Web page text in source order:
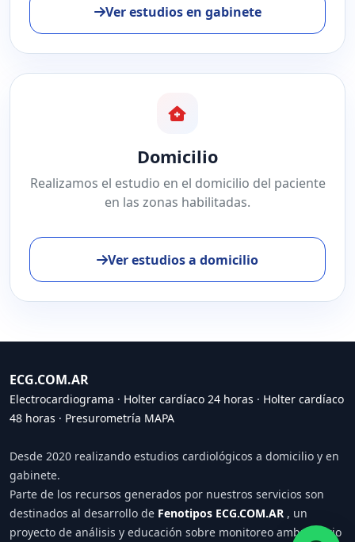
Ver estudios en gabinete
Domicilio
Realizamos el estudio en el domicilio del paciente
en las zonas habilitadas.
Ver estudios a domicilio
ECG.COM.AR
Electrocardiograma · Holter cardíaco 24 horas · Holter cardíaco
48 horas · Presurometría MAPA
Desde 2020 realizando estudios cardiológicos a domicilio y en
gabinete.
Parte de los recursos generados por nuestros servicios son
destinados al desarrollo de Fenotipos ECG.COM.AR , un
proyecto de análisis y educación sobre monitoreo ambulatorio